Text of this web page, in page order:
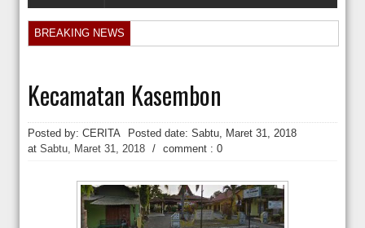
BREAKING NEWS
Hakim Kabulkan Sebagian Gugatan Praperadilan Roy Suryo
Orlando Gill Menjual Jerseynya untuk Membayar Tagihan Medis Bayi
Kecamatan Kasembon
Posted by: CERITA Posted date: Sabtu, Maret 31, 2018
at Sabtu, Maret 31, 2018 / comment : 0